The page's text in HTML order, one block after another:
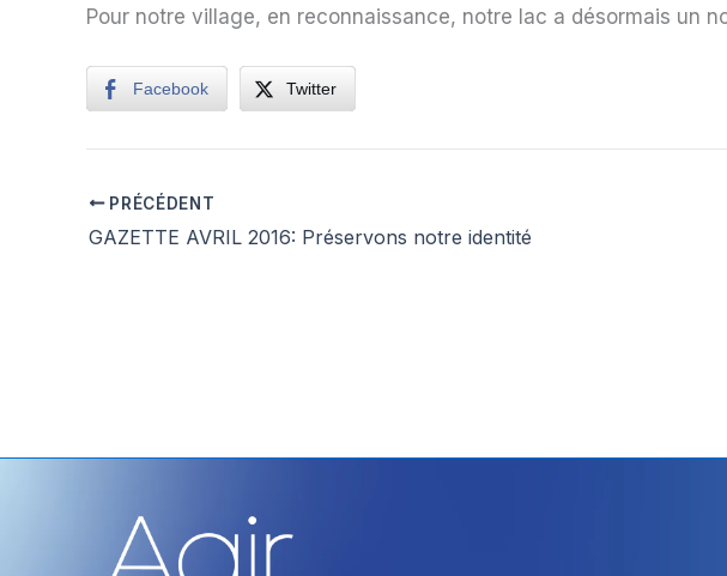
Pour notre village, en reconnaissance, notre lac a désormais un
Facebook Twitter
PRÉCÉDENT
GAZETTE AVRIL 2016: Préservons notre identité